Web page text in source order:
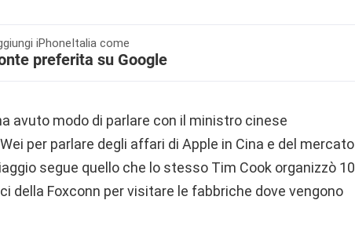
iPhoneItalia come
preferita su Google
avuto modo di parlare con il ministro cinese
per parlare degli affari di Apple in Cina e del mercato
segue quello che lo stesso Tim Cook organizzò 10
della Foxconn per visitare le fabbriche dove vengono